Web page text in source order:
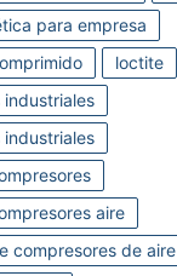
para empresa
loctite
aire
compresores de aire